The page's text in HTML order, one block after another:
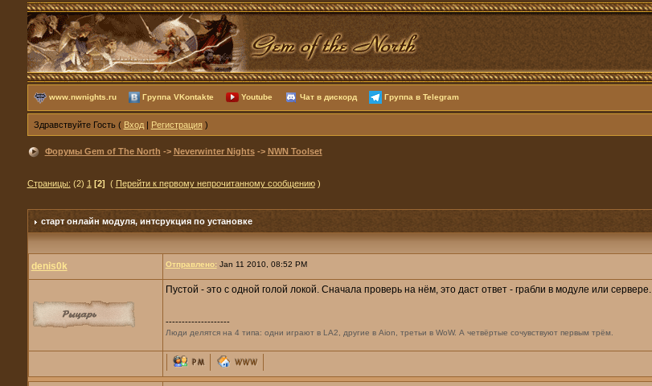
www.nwnights.ru Группа VKontakte Youtube Чат в дискорд Группа в Telegram
Здравствуйте Гость ( Вход| Регистрация)
Форумы Gem of The North -> Neverwinter Nights-> NWN Toolset
Страницы: (2) 1 [2] ( Перейти к первому непрочитанному сообщению)
старт онлайн модуля, интсрукция по установке
denis0k Отправлено:Jan 11 2010, 08:52 PM
Пустой - это с одной голой локой. Сначала проверь на нём, это даст ответ - грабли в модуле или сервере.
--------------------
Люди делятся на 4 типа: одни играют в LA2, другие в Aion, третьи в WoW. А четвёртые сочувствуют первым трём.